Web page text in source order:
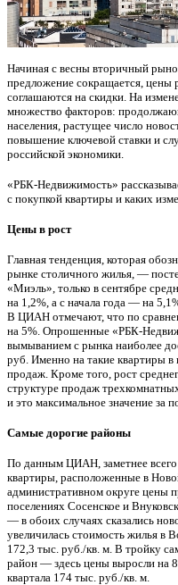
Начиная с весны вторичный
предложение сокращается, цены
соглашаются на скидки. На
множество факторов:
населения, растущее число
повышение ключевой ставки и
российской экономики.
«РБК-Недвижимость»
с покупкой квартиры и каких
Цены в рост
Главная тенденция, которая
рынке столичного жилья, —
«Миэль», только в сентябре
на 1,2%, а с начала года — на
В ЦИАН отмечают, что по
на 5%. Опрошенные «РБК-
вымыванием с рынка наиболее
руб. Именно на такие квартиры
продаж. Кроме того, рост
структуре продаж
и это максимальное значение за
Самые дорогие районы
По данным ЦИАН, заметнее
квартиры, расположенные в
административном округе цены
поселениях Сосенское и
— в обоих случаях сказались
увеличилась стоимость жилья в
172,3 тыс. руб./кв. м. В тройку
район — здесь цены выросли на
квартала 174 тыс. руб./кв. м.